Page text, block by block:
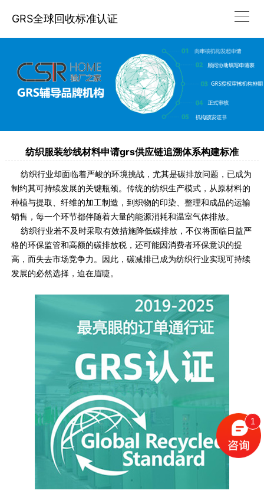
GRS全球回收标准认证
纺织服装纱线材料申请grs供应链追溯体系构建标准
纺织行业却面临着严峻的环境挑战，尤其是碳排放问题，已成为
制约其可持续发展的关键瓶颈。传统的纺织生产模式，从原材料的
种植与提取、纤维的加工制造，到织物的印染、整理和成品的运输
销售，每一个环节都伴随着大量的能源消耗和温室气体排放。
纺织行业若不及时采取有效措施降低碳排放，不仅将面临日益严
格的环保监管和高额的碳排放税，还可能因消费者环保意识的提
高，而失去市场竞争力。因此，碳减排已成为纺织行业实现可持续
发展的必然选择，迫在眉睫。
1